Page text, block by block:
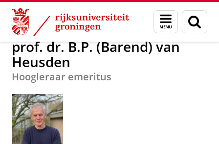
Skip
Content
Skip
Navigation
Menu
en
zoeken
Over ons prof. dr. B.P. (Barend) van Heusden
prof. dr. B.P. (Barend) van
Heusden
Hoogleraar emeritus